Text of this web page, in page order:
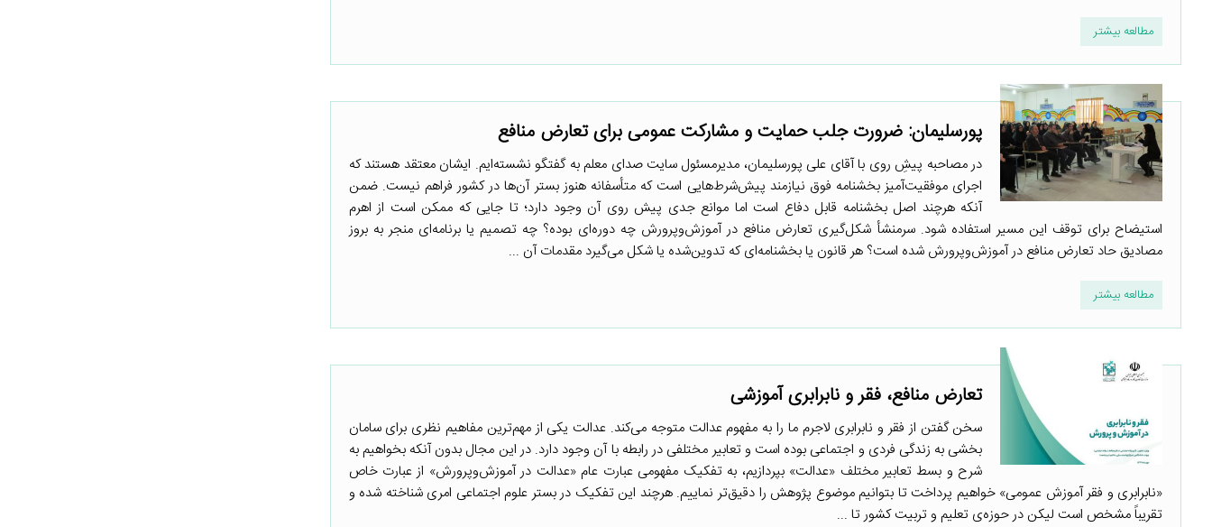
مطالعه بیشتر
پورسلیمان: ضرورت جلب حمایت و مشارکت عمومی برای تعارض منافع
در مصاحبه پیشِ روی با آقای علی پورسلیمان، مدیرمسئول سایت صدای معلم به گفتگو نشسته‌ایم. ایشان معتقد هستند که
اجرای موفقیت‌آمیز بخشنامه فوق نیازمند پیش‌شرط‌هایی است که متأسفانه هنوز بستر آن‌ها در کشور فراهم نیست. ضمن
آنکه هرچند اصل بخشنامه قابل دفاع است اما موانع جدی پیش روی آن وجود دارد؛ تا جایی که ممکن است از اهرم
استیضاح برای توقف این مسیر استفاده شود. سرمنشأ شکل‌گیری تعارض منافع در آموزش‌وپرورش چه دوره‌ای بوده؟ چه تصمیم یا برنامه‌ای منجر به بروز
مصادیق حاد تعارض منافع در آموزش‌وپرورش شده است؟ هر قانون یا بخشنامه‌ای که تدوین‌شده یا شکل می‌گیرد مقدمات آن ...
مطالعه بیشتر
تعارض منافع، فقر و نابرابری آموزشی
سخن گفتن از فقر و نابرابری لاجرم ما را به مفهوم عدالت متوجه می‌کند. عدالت یکی از مهم‌ترین مفاهیم نظری برای سامان
بخشی به زندگی فردی و اجتماعی بوده است و تعابیر مختلفی در رابطه با آن وجود دارد. در این مجال بدون آنکه بخواهیم به
شرح و بسط تعابیر مختلف «عدالت» بپردازیم، به تفکیک مفهومی عبارت عام «عدالت در آموزش‌وپرورش» از عبارت خاص
«نابرابری و فقر آموزش عمومی» خواهیم پرداخت تا بتوانیم موضوع پژوهش را دقیق‌تر نماییم. هرچند این تفکیک در بستر علوم اجتماعی امری شناخته شده و
تقریباً مشخص است لیکن در حوزه‌ی تعلیم و تربیت کشور تا ...